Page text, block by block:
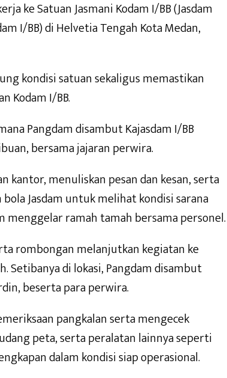
ke Satuan Jasmani Kodam I/BB (Jasdam
I/BB) di Helvetia Tengah Kota Medan,
kondisi satuan sekaligus memastikan
Kodam I/BB.
Pangdam disambut Kajasdam I/BB
bersama jajaran perwira.
kantor, menuliskan pesan dan kesan, serta
Jasdam untuk melihat kondisi sarana
ramah tamah bersama personel.
rombongan melanjutkan kegiatan ke
Setibanya di lokasi, Pangdam disambut
beserta para perwira.
pangkalan serta mengecek
peta, serta peralatan lainnya seperti
dalam kondisi siap operasional.